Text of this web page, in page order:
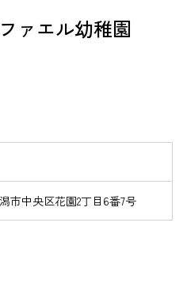
ァエル幼稚園
市中央区花園2丁目6番7号